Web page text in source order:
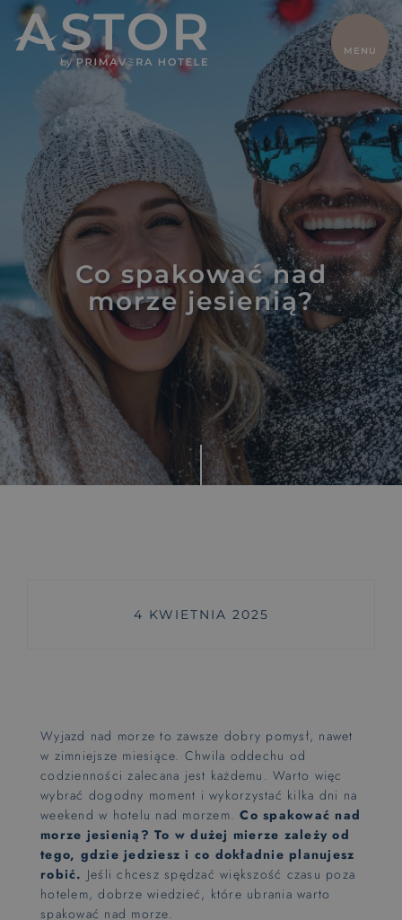
MENU
HOME
ZAMKNIJ
Oferty
Pokoje
Gastronomia
Basen i
atrakcje
Galeria
Kontakt
Dla dwojga
Z dziećmi
Biznes
Gaja Natural
SPA
Odchudzanie
Sport
Lokalnie
Wyjątkowe doświadczenia
Rytuały saunowe
Co spakować nad
morze jesienią?
4 KWIETNIA 2025
Wyjazd nad morze to zawsze dobry pomysł, nawet
w zimniejsze miesiące. Chwila oddechu od
codzienności zalecana jest każdemu. Warto więc
wybrać dogodny moment i wykorzystać kilka dni na
weekend w hotelu nad morzem.Co spakować nad
morze jesienią? To w dużej mierze zależy od
tego, gdzie jedziesz i co dokładnie planujesz
robić. Jeśli chcesz spędzać większość czasu poza
hotelem, dobrze wiedzieć, które ubrania warto
spakować nad morze.